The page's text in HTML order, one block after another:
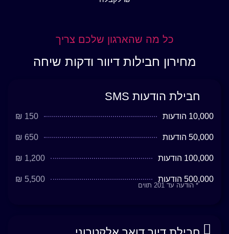
כל מה שהארגון שלכם צריך
מחירון חבילות דיוור ודקות שיחה
חבילת הודעות SMS
10,000 הודעות 150 ₪
50,000 הודעות 650 ₪
100,000 הודעות 1,200 ₪
500,000 הודעות 5,500 ₪
* הודעה עד 201 תווים